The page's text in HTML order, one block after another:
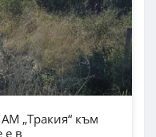
„Тракия“ към
е в